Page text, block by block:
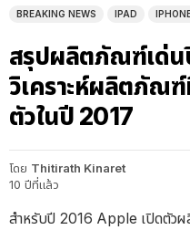
BREAKING NEWS IPAD
สรุปผลิตภัณฑ์เด่น
วิเคราะห์ผลิตภัณฑ์
ตัวในปี 2017
โดย Thitirath Kinaret
10 ปีที่แล้ว
สำหรับปี 2016 Apple เปิดตัว